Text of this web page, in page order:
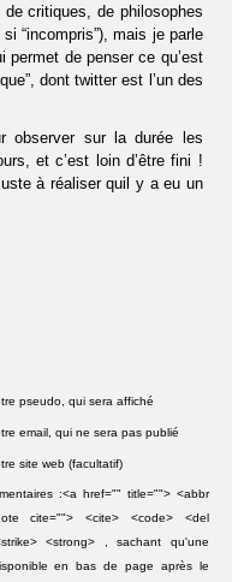
critiques, de philosophes
“incompris”), mais je parle
permet de penser ce qu’est
dont twitter est l’un des
observer sur la durée les
et c’est loin d’être fini !
à réaliser quil y a eu un
pseudo, qui sera affiché
email, qui ne sera pas publié
site web (facultatif)
:<a href="" title=""> <abbr
cite=""> <cite> <code> <del
<strong> , sachant qu'une
en bas de page après le